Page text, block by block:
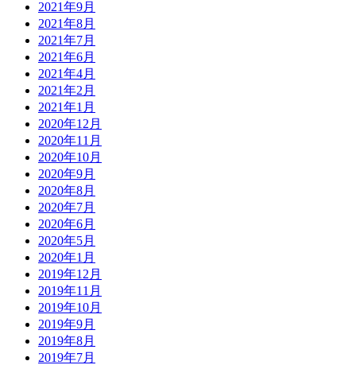
2021年9月
2021年8月
2021年7月
2021年6月
2021年4月
2021年2月
2021年1月
2020年12月
2020年11月
2020年10月
2020年9月
2020年8月
2020年7月
2020年6月
2020年5月
2020年1月
2019年12月
2019年11月
2019年10月
2019年9月
2019年8月
2019年7月